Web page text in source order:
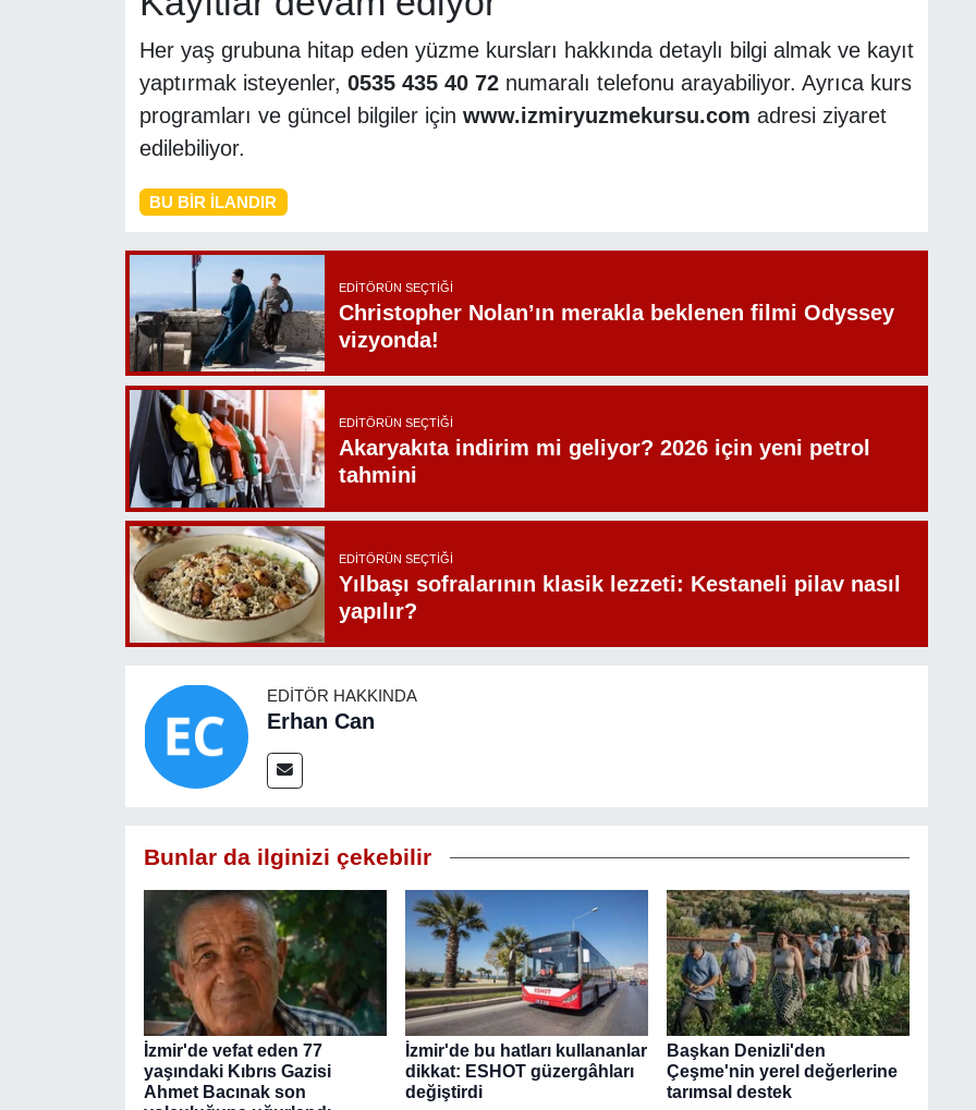
Her yaş grubuna hitap eden yüzme kursları hakkında detaylı bilgi almak ve kayıt
yaptırmak isteyenler, 0535 435 40 72numaralı telefonu arayabiliyor. Ayrıca kurs
programları ve güncel bilgiler için www.izmiryuzmekursu.com adresi ziyaret
edilebiliyor.
BU BIR İLANDIR
EDITÖRÜN SEÇTIĞI
Christopher Nolan’ın merakla beklenen filmi Odyssey
vizyonda!
EDITÖRÜN SEÇTIĞI
Akaryakıta indirim mi geliyor? 2026 için yeni petrol
tahmini
EDITÖRÜN SEÇTIĞI
Yılbaşı sofralarının klasik lezzeti: Kestaneli pilav nasıl
yapılır?
EDITÖR HAKKINDA
Erhan Can
Bunlar da ilginizi çekebilir
İzmir'de vefat eden 77
yaşındaki Kıbrıs Gazisi
Ahmet Bacınak son
İzmir'de bu hatları kullananlar
dikkat: ESHOT güzergâhları
değiştirdi
Başkan Denizli'den
Çeşme'nin yerel değerlerine
tarımsal destek